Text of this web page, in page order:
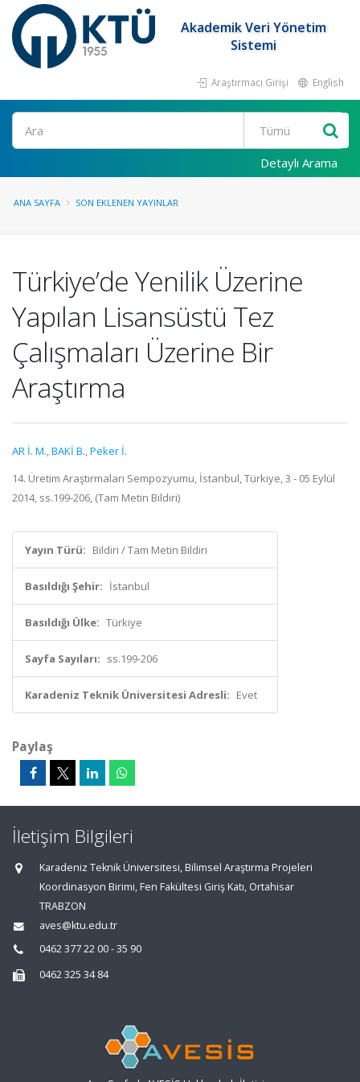
Akademik Veri Yönetim
Sistemi
Araştırmacı Girişi English
Ara
Detaylı Arama
ANA SAYFA SON EKLENEN YAYINLAR
Türkiye’de Yenilik Üzerine
Yapılan Lisansüstü Tez
Çalışmaları Üzerine Bir
Araştırma
AR İ. M.,BAKİ B.,Peker İ.
14. Üretim Araştırmaları Sempozyumu, İstanbul, Türkiye, 3 - 05 Eylül
2014, ss.199-206, (Tam Metin Bildiri)
Yayın Türü: Bildiri / Tam Metin Bildiri
Basıldığı Şehir: İstanbul
Basıldığı Ülke: Türkiye
Sayfa Sayıları: ss.199-206
Karadeniz Teknik Üniversitesi Adresli: Evet
Paylaş
İletişim Bilgileri
Karadeniz Teknik Üniversitesi, Bilimsel Araştırma Projeleri
Koordinasyon Birimi, Fen Fakültesi Giriş Katı, Ortahisar
TRABZON
aves@ktu.edu.tr
0462 377 22 00 - 35 90
0462 325 34 84